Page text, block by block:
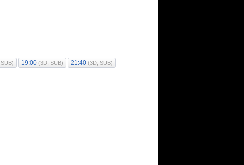
19:00(3D, SUB) 21:40(3D, SUB)